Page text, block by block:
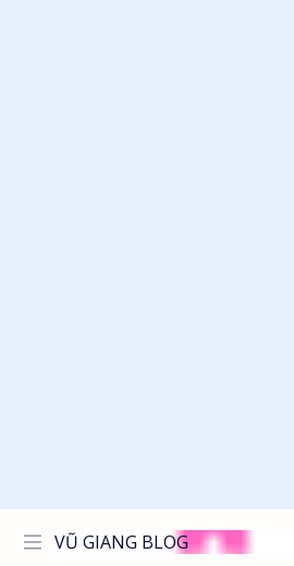
VŨ GIANG BLOG